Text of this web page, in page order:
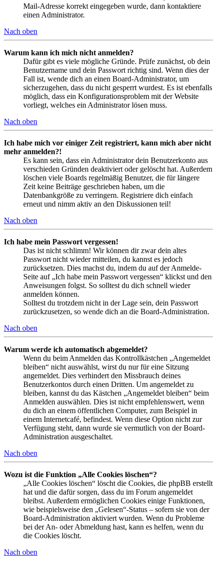
Mail-Adresse korrekt eingegeben wurde, dann kontaktiere
einen Administrator.
Nach oben
Warum kann ich mich nicht anmelden?
Dafür gibt es viele mögliche Gründe. Prüfe zunächst, ob dein
Benutzername und dein Passwort richtig sind. Wenn dies der
Fall ist, wende dich an einen Board-Administrator, um
sicherzugehen, dass du nicht gesperrt wurdest. Es ist ebenfalls
möglich, dass ein Konfigurationsproblem mit der Website
vorliegt, welches ein Administrator lösen muss.
Nach oben
Ich habe mich vor einiger Zeit registriert, kann mich aber nicht
mehr anmelden?!
Es kann sein, dass ein Administrator dein Benutzerkonto aus
verschieden Gründen deaktiviert oder gelöscht hat. Außerdem
löschen viele Boards regelmäßig Benutzer, die für längere
Zeit keine Beiträge geschrieben haben, um die
Datenbankgröße zu verringern. Registriere dich einfach
erneut und nimm aktiv an den Diskussionen teil!
Nach oben
Ich habe mein Passwort vergessen!
Das ist nicht schlimm! Wir können dir zwar dein altes
Passwort nicht wieder mitteilen, du kannst es jedoch
zurücksetzen. Dies machst du, indem du auf der Anmelde-
Seite auf „Ich habe mein Passwort vergessen“ klickst und den
Anweisungen folgst. So solltest du dich schnell wieder
anmelden können.
Solltest du trotzdem nicht in der Lage sein, dein Passwort
zurückzusetzen, so wende dich an die Board-Administration.
Nach oben
Warum werde ich automatisch abgemeldet?
Wenn du beim Anmelden das Kontrollkästchen „Angemeldet
bleiben“ nicht auswählst, wirst du nur für eine Sitzung
angemeldet. Dies verhindert den Missbrauch deines
Benutzerkontos durch einen Dritten. Um angemeldet zu
bleiben, kannst du das Kästchen „Angemeldet bleiben“ beim
Anmelden auswählen. Dies ist nicht empfehlenswert, wenn
du dich an einem öffentlichen Computer, zum Beispiel in
einem Internetcafé, befindest. Wenn diese Option nicht zur
Verfügung steht, dann wurde sie vermutlich von der Board-
Administration ausgeschaltet.
Nach oben
Wozu ist die Funktion „Alle Cookies löschen“?
„Alle Cookies löschen“ löscht die Cookies, die phpBB erstellt
hat und die dafür sorgen, dass du im Forum angemeldet
bleibst. Außerdem ermöglichen Cookies einige Funktionen,
wie beispielsweise den „Gelesen“-Status – sofern sie von der
Board-Administration aktiviert wurden. Wenn du Probleme
bei der An- oder Abmeldung hast, kann es helfen, wenn du
die Cookies löscht.
Nach oben